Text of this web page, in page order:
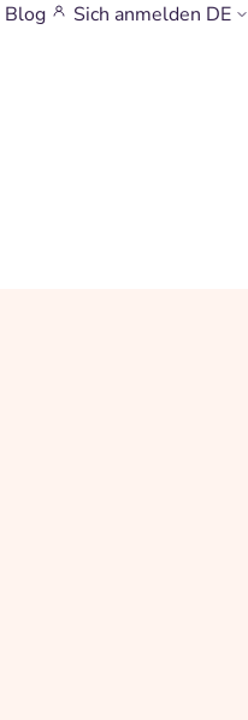
Blog Sich anmelden DE